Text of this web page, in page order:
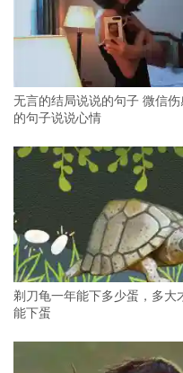
无言的结局说说的句子 微信
的句子说说心情
剃刀龟一年能下多少蛋，多大
能下蛋